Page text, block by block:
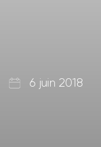
6 juin 2018